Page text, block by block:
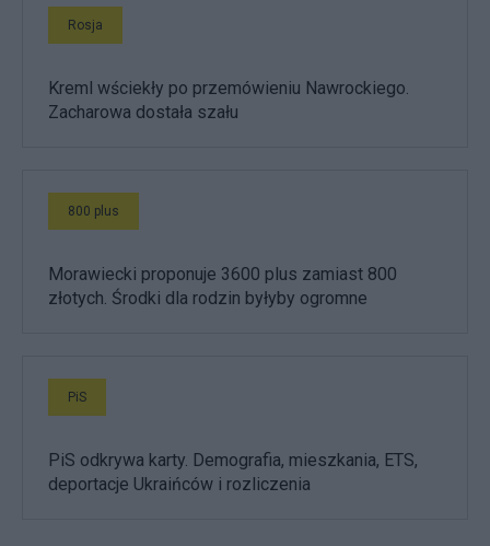
Rosja
Kreml wściekły po przemówieniu Nawrockiego.
Zacharowa dostała szału
800 plus
Morawiecki proponuje 3600 plus zamiast 800
złotych. Środki dla rodzin byłyby ogromne
PiS
PiS odkrywa karty. Demografia, mieszkania, ETS,
deportacje Ukraińców i rozliczenia